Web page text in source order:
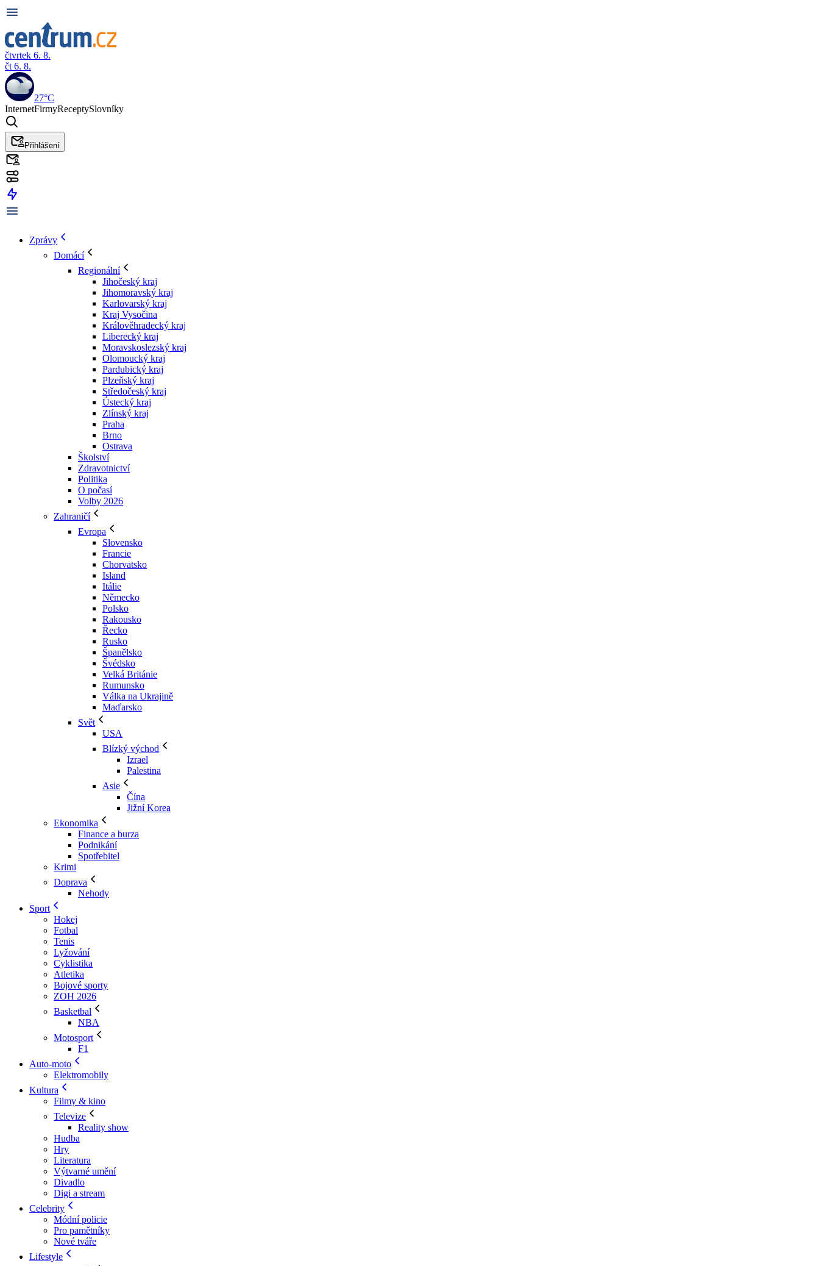
čtvrtek 6. 8.
čt 6. 8.
27°C
InternetFirmyReceptySlovníky
Přihlášení
Zprávy
Domácí
Regionální
Jihočeský kraj
Jihomoravský kraj
Karlovarský kraj
Kraj Vysočina
Králověhradecký kraj
Liberecký kraj
Moravskoslezský kraj
Olomoucký kraj
Pardubický kraj
Plzeňský kraj
Středočeský kraj
Ústecký kraj
Zlínský kraj
Praha
Brno
Ostrava
Školství
Zdravotnictví
Politika
O počasí
Volby 2026
Zahraničí
Evropa
Slovensko
Francie
Chorvatsko
Island
Itálie
Německo
Polsko
Rakousko
Řecko
Rusko
Španělsko
Švédsko
Velká Británie
Rumunsko
Válka na Ukrajině
Maďarsko
Svět
USA
Blízký východ
Izrael
Palestina
Asie
Čína
Jižní Korea
Ekonomika
Finance a burza
Podnikání
Spotřebitel
Krimi
Doprava
Nehody
Sport
Hokej
Fotbal
Tenis
Lyžování
Cyklistika
Atletika
Bojové sporty
ZOH 2026
Basketbal
NBA
Motosport
F1
Auto-moto
Elektromobily
Kultura
Filmy & kino
Televize
Reality show
Hudba
Hry
Literatura
Výtvarné umění
Divadlo
Digi a stream
Celebrity
Módní policie
Pro pamětníky
Nové tváře
Lifestyle